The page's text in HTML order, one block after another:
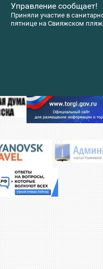
Управление сообщает!
Приняли участие в
пятнице на Свияжском